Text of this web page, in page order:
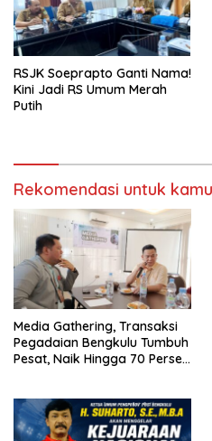
RSJK Soeprapto Ganti Nama!
Kini Jadi RS Umum Merah
Putih
Rekomendasi untuk kamu
Media Gathering, Transaksi
Pegadaian Bengkulu Tumbuh
Pesat, Naik Hingga 70 Persen